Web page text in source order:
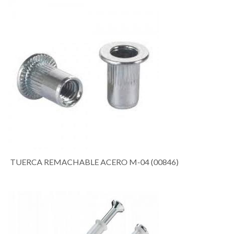
TUERCA REMACHABLE ACERO M-04 (00846)